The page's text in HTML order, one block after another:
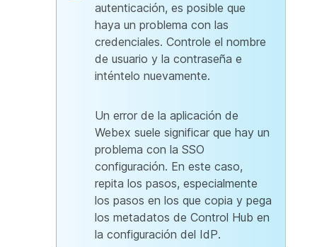
autenticación, es posible que
haya un problema con las
credenciales. Controle el nombre
de usuario y la contraseña e
inténtelo nuevamente.
Un error de la aplicación de
Webex suele significar que hay un
problema con la SSO
configuración. En este caso,
repita los pasos, especialmente
los pasos en los que copia y pega
los metadatos de Control Hub en
la configuración del IdP.